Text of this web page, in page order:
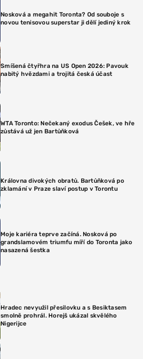
Nosková a megahit Toronta? Od souboje s
novou tenisovou superstar ji dělí jediný krok
Smíšená čtyřhra na US Open 2026: Pavouk
nabitý hvězdami a trojitá česká účast
WTA Toronto: Nečekaný exodus Češek, ve hře
zůstává už jen Bartůňková
Královna divokých obratů. Bartůňková po
zklamání v Praze slaví postup v Torontu
Moje kariéra teprve začíná. Nosková po
grandslamovém triumfu míří do Toronta jako
nasazená šestka
Hradec nevyužil přesilovku a s Besiktasem
smolně prohrál. Horejš ukázal skvělého
Nigerijce